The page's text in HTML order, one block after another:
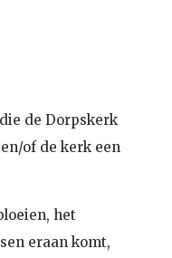
de Dorpskerk
of de kerk een
het
eraan komt,